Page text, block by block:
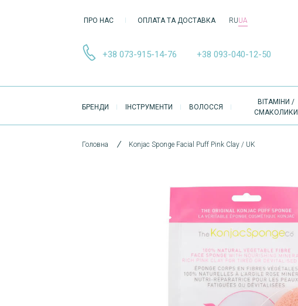
ПРО НАС ОПЛАТА ТА ДОСТАВКА RUUA
+38 073-915-14-76 +38 093-040-12-50
НАВІҐАЦІЯ
БРЕНДИ ІНСТРУМЕНТИ ВОЛОССЯ
ВІТАМІНИ /
СМАКОЛИКИ
Головна Konjac Sponge Facial Puff Pink Clay / UK